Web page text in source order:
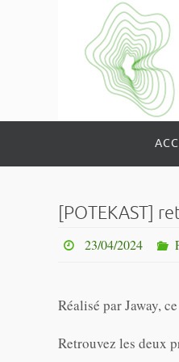
le
[POTEKAST]
23/04/2024
Réalisé par Jaway,
Retrouvez les deux